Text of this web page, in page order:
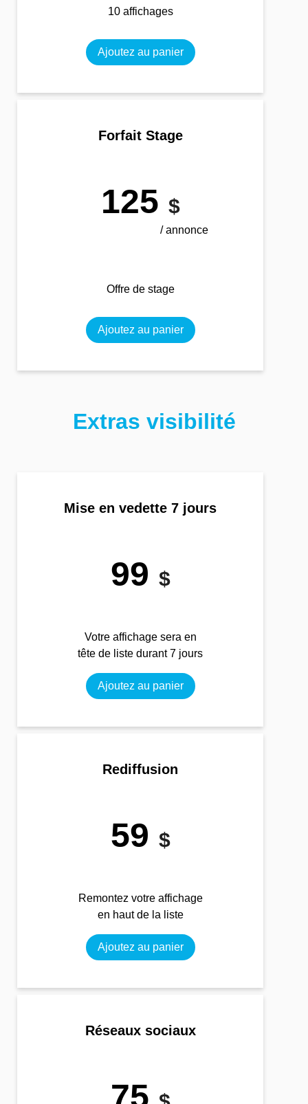
10 affichages
Ajoutez au panier
Forfait Stage
125 $
/ annonce
Offre de stage
Ajoutez au panier
Extras visibilité
Mise en vedette 7 jours
99 $
Votre affichage sera en
tête de liste durant 7 jours
Ajoutez au panier
Rediffusion
59 $
Remontez votre affichage
en haut de la liste
Ajoutez au panier
Réseaux sociaux